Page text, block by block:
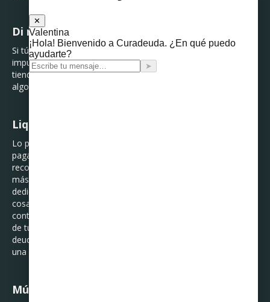
Di no a las compras emocionales
Si tú dices, ¡lo necesito!, ¿en verdad lo necesitas o solo es un
impulso momentáneo? Antes de caer en la trampa de las
tiendas, detente unos segundos a pensar antes de adquirir
algo. Probablemente no lo necesitas.
Liquida tus deudas
Lo peor que puedes hacer es dejar de pagar de la nada o
pagar solo los mínimos de tus tarjetas de crédito. Te
recomiendo que clasifiques tus deudas de la más chica a la
más grande y comiences pagando la más chica. Si solo te
dedicas a pagar mínimos, sentirás que nunca avanzas.; otra
cosa que te recomiendo identificar es, si tu deuda está bajo
control o fuera de control. Si pagas en deudas menos del 30%
de tu ingreso mensual, tu deuda está bajo control, pero si tus
deudas rebasan ese porcentaje, te recomiendo acercarte a
una Reparadora de Crédito como Curadeuda
Múltiples fuentes de ingreso